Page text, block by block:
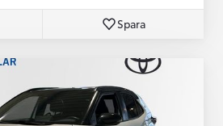
Spara